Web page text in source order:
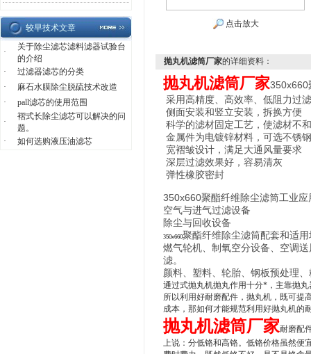
较早技术文章
·
关于除尘滤芯滤料滤器试验台
的介绍
·
过滤器滤芯的分类
·
麻石水膜除尘脱硫技术改造
·
pall滤芯的使用范围
·
褶式长除尘滤芯可以解决的问
题。
·
如何选购液压油滤芯
点击放大
抛丸机滤筒厂家的详细资料：
抛丸机滤筒厂家350x660
采用高精度、高效率、低阻力过
侧面安装和竖立安装，拆换方便
科学的滤材固定工艺，使滤材不
金属件为电镀锌材料，可选不锈钢
宽褶皱设计，满足大通风量要求
深层过滤效果好，容易清灰
弹性橡胶密封
350x660聚酯纤维除尘滤筒工业应
空气与进气过滤设备
除尘与回收设备
350x660聚酯纤维除尘滤筒配套和适用
燃气轮机、制氧空分设备、空调
滤。
颜料、塑料、轮胎、钢板预处理
通过式抛丸机抛丸作用十分*，主靠抛
所以利用好耐磨配件，抛丸机，既可提
成本，那如何才能规范利用好抛丸机的
抛丸机滤筒厂家耐磨配
上说：分低铬和高铬。低铬价格虽然便